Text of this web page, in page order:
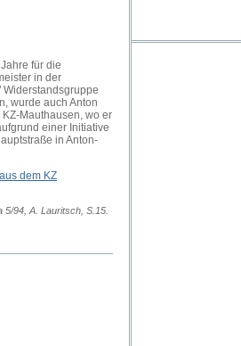
für die
in der
Widerstandsgruppe
wurde auch Anton
Mauthausen, wo er
einer Initiative
in Anton-
dem KZ
5/94, A. Lauritsch, S.15.